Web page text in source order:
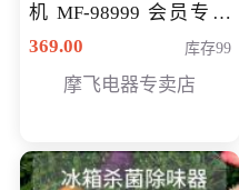
机 MF-98999 会员专享
价286元
369.00 库存99
摩飞电器专卖店